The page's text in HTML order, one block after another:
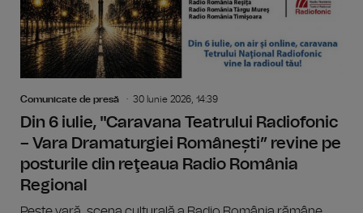
Comunicate de presă 30 Iunie 2026, 14:39
Din 6 iulie, "Caravana Teatrului Radiofonic
– Vara Dramaturgiei Românești” revine pe
posturile din reţeaua Radio România
Regional